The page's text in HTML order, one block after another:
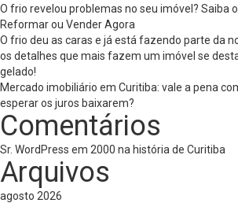
O frio revelou problemas no seu imóvel? Saiba
Reformar ou Vender Agora
O frio deu as caras e já está fazendo parte da
os detalhes que mais fazem um imóvel se
gelado!
Mercado imobiliário em Curitiba: vale a pena
esperar os juros baixarem?
Comentários
Sr. WordPress em 2000 na história de Curitiba
Arquivos
agosto 2026